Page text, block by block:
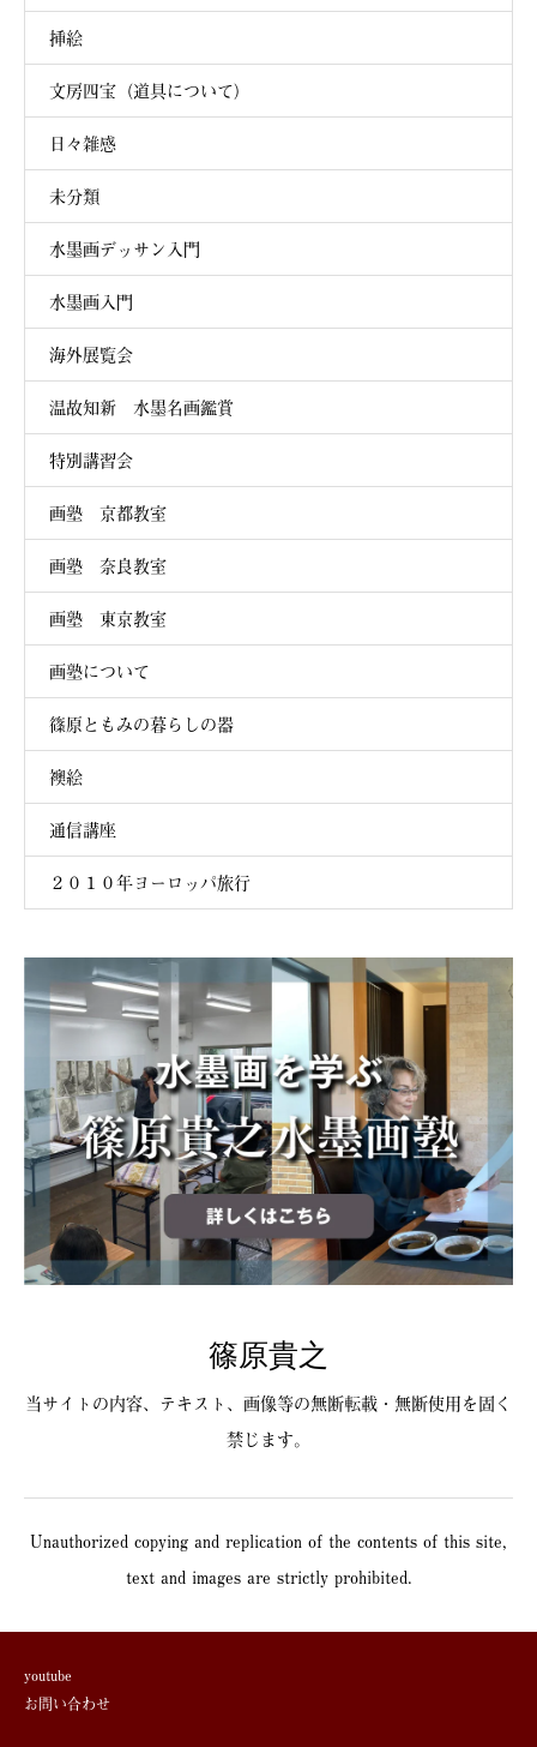
挿絵
文房四宝（道具について）
日々雑感
未分類
水墨画デッサン入門
水墨画入門
海外展覧会
温故知新 水墨名画鑑賞
特別講習会
画塾 京都教室
画塾 奈良教室
画塾 東京教室
画塾について
篠原ともみの暮らしの器
襖絵
通信講座
２０１０年ヨーロッパ旅行
篠原貴之
当サイトの内容、テキスト、画像等の無断転載・無断使用を固く
禁じます。
Unauthorized copying and replication of the contents of this site,
text and images are strictly prohibited.
youtube
お問い合わせ